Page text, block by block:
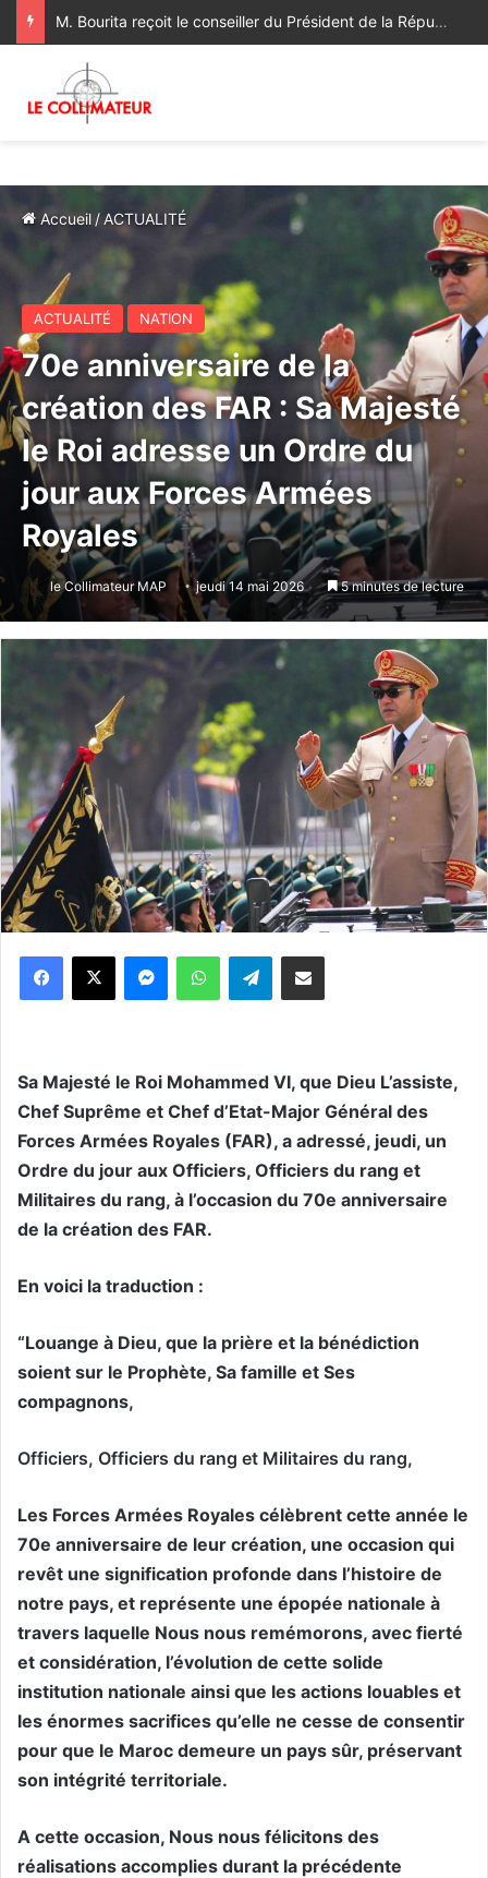
M. Bourita reçoit le conseiller du Président de la République de Roumanie, porteur d’un message adressé à SM le Roi
Accueil /ACTUALITÉ
ACTUALITÉ NATION
70e anniversaire de la
création des FAR : Sa Majesté
le Roi adresse un Ordre du
jour aux Forces Armées
Royales
le Collimateur MAP jeudi 14 mai 2026 5 minutes de lecture
WhatsApp Telegram
Sa Majesté le Roi Mohammed VI, que Dieu L’assiste,
Chef Suprême et Chef d’Etat-Major Général des
Forces Armées Royales (FAR), a adressé, jeudi, un
Ordre du jour aux Officiers, Officiers du rang et
Militaires du rang, à l’occasion du 70e anniversaire
de la création des FAR.
En voici la traduction :
“Louange à Dieu, que la prière et la bénédiction
soient sur le Prophète, Sa famille et Ses
compagnons,
Officiers, Officiers du rang et Militaires du rang,
Les Forces Armées Royales célèbrent cette année le
70e anniversaire de leur création, une occasion qui
revêt une signification profonde dans l’histoire de
notre pays, et représente une épopée nationale à
travers laquelle Nous nous remémorons, avec fierté
et considération, l’évolution de cette solide
institution nationale ainsi que les actions louables et
les énormes sacrifices qu’elle ne cesse de consentir
pour que le Maroc demeure un pays sûr, préservant
son intégrité territoriale.
A cette occasion, Nous nous félicitons des
réalisations accomplies durant la précédente